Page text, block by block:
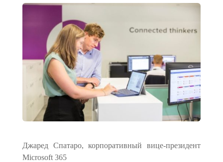
Джаред Спатаро, корпоративный вице-президент
Microsoft 365